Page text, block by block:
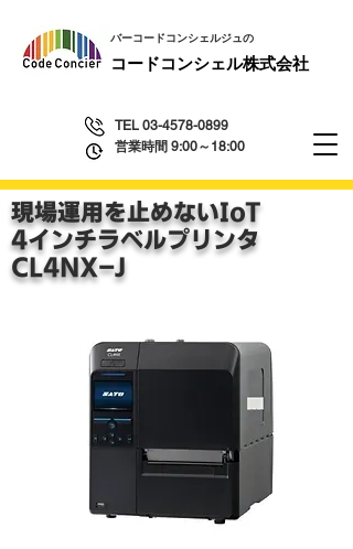
TEL 03-4578-0899
営業時間 9:00～18:00
​コードコンシェル株式会社
​バーコードコンシェルジュの
現場運用を止めないIoT
4インチラベルプリンタ
​CL4NX-J